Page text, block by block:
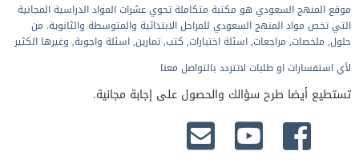
موقع المنهج السعودي هو مكتبة متكاملة تحوي عشرات المواد الدراسية المجانية
التي تخص مواد المنهج السعودي للمراحل الابتدائية والمتوسطة والثانوية. من
حلول, ملخصات, مراجعات, اسئلة اختبارات, كتب, تمارين, اسئلة واجوبة, وغيرها الكثير
لأي استفسارات او طلبات لاتتردد بالتواصل معنا
تستطيع أيضا طرح سؤالك والحصول على إجابة مجانية.